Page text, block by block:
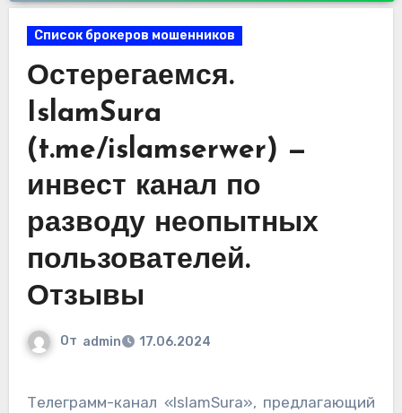
Список брокеров мошенников
Остерегаемся.
IslamSura
(t.me/islamserwer) —
инвест канал по
разводу неопытных
пользователей.
Отзывы
От admin 17.06.2024
Телеграмм-канал «IslamSura», предлагающий